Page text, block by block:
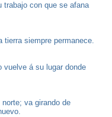
trabajo con que se afana
tierra siempre permanece.
á su lugar donde
va girando de